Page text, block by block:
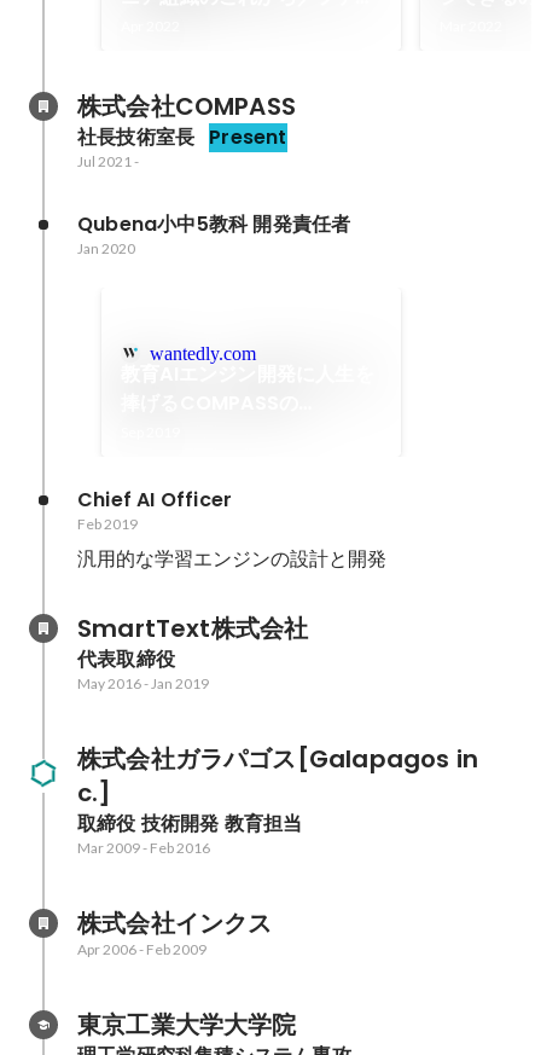
株式会社COMPASS
社長技術室長 Present
Jul 2021-
Qubena小中5教科 開発責任者
Jan 2020
wantedly.com
力
Chief AI Officer
Feb 2019
汎用的な学習エンジンの設計と開発
SmartText株式会社
代表取締役
May 2016-Jan 2019
株式会社ガラパゴス[Galapagos in
c.]
取締役 技術開発 教育担当
Mar 2009- Feb 2016
株式会社インクス
Apr 2006- Feb 2009
東京工業大学大学院